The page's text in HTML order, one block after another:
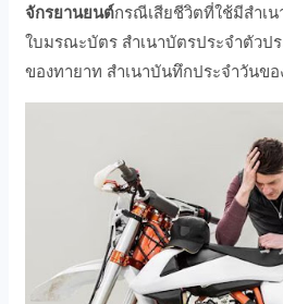
จักรยานยนต์กรณีเสียชีวิตที่ใช้มีสำเ
ใบมรณะบัตร สำเนาบัตรประจำตัวป
ของทายาท สำเนาบันทึกประจำวันข